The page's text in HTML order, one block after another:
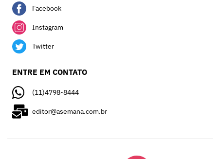
Facebook
Instagram
Twitter
ENTRE EM CONTATO
(11)4798-8444
editor@asemana.com.br